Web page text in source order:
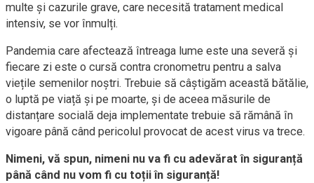
multe și cazurile grave, care necesită tratament medical
intensiv, se vor înmulți.
Pandemia care afectează întreaga lume este una severă și
fiecare zi este o cursă contra cronometru pentru a salva
viețile semenilor noștri. Trebuie să câștigăm această bătălie,
o luptă pe viață și pe moarte, și de aceea măsurile de
distanțare socială deja implementate trebuie să rămână în
vigoare până când pericolul provocat de acest virus va trece.
Nimeni, vă spun, nimeni nu va fi cu adevărat în siguranță
până când nu vom fi cu toții în siguranță!